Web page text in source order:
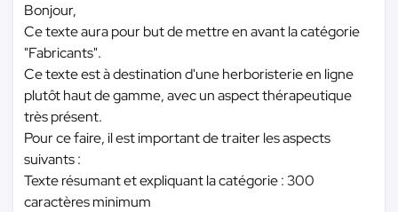
Bonjour,
Ce texte aura pour but de mettre en avant la catégorie
"Fabricants".
Ce texte est à destination d'une herboristerie en ligne
plutôt haut de gamme, avec un aspect thérapeutique
très présent.
Pour ce faire, il est important de traiter les aspects
suivants :
Texte résumant et expliquant la catégorie : 300
caractères minimum